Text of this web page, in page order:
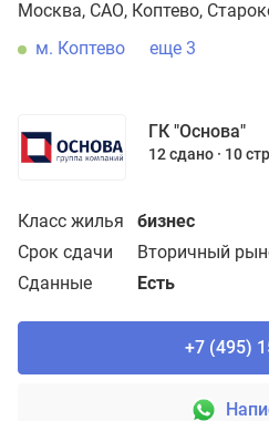
Москва САО Коптево
м. Коптево
еще 3
ГК "Основа"
12 сдано 10
Класс жилья бизнес
Срок сдачи
Вторичный
Сданные
Есть